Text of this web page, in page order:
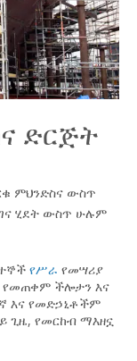
ድርጅት
ምህንድስና ውስጥ
ሂደት ውስጥ ሁሉም
የሥራ የመሣሪያ
የመጠቀም ችሎታን እና
እና የመድኃኒቶችም
ጊዜ, የመርከብ ማእዘኗ